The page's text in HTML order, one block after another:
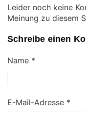
Leider noch keine
Meinung zu diesem
Schreibe einen
Name *
E-Mail-Adresse *